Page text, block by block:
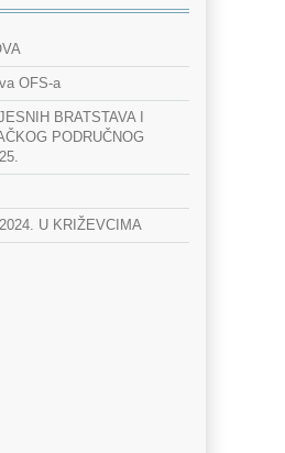
OFS-a
BRATSTAVA I
PODRUČNOG
U KRIŽEVCIMA